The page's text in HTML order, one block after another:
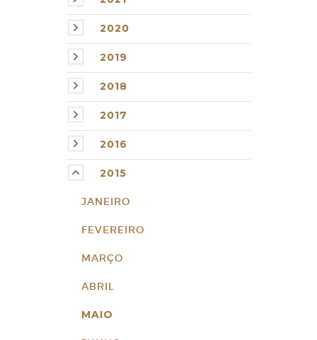
2020
2019
2018
2017
2016
2015
JANEIRO
FEVEREIRO
MARÇO
ABRIL
MAIO